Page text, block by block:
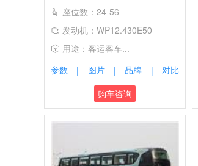
座位数：24-56
发动机：WP12.430E50
用途：客运客车...
参数
| 图片 | 品牌 |
对比
购车咨询